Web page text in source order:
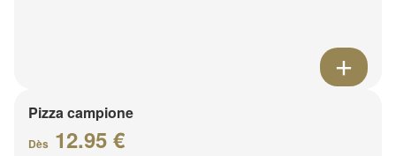
Pizza campione
Dès 12.95 €